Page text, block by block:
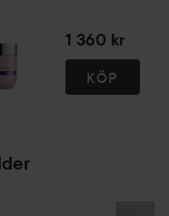
1 360 kr
KÖP